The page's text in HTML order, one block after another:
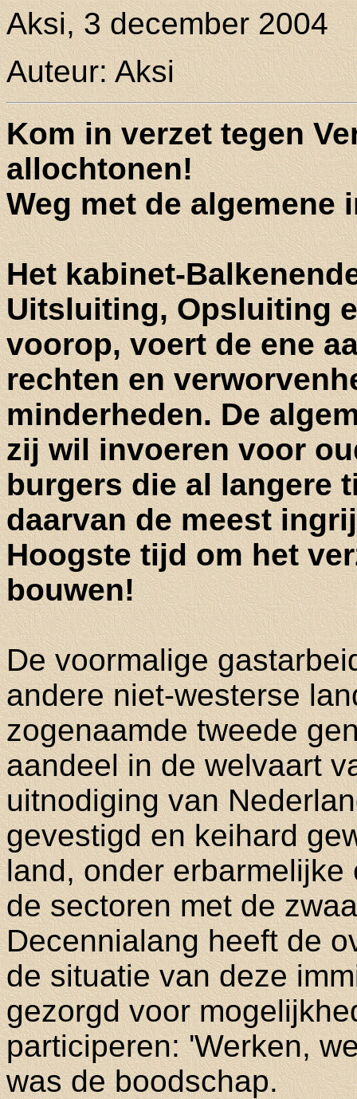
Aksi, 3 december 2004
Auteur: Aksi
Kom in verzet tegen
allochtonen!
Weg met de
Het kabinet-
Uitsluiting, Opsluiting
voorop, voert de ene
rechten en
minderheden. De
zij wil invoeren voor
burgers die al langere
daarvan de meest
Hoogste tijd om het
bouwen!
De voormalige
andere niet-westerse
zogenaamde tweede
aandeel in de welvaart
uitnodiging van
gevestigd en keihard
land, onder
de sectoren met de
Decennialang heeft de
de situatie van deze
gezorgd voor
participeren: 'Werken,
was de boodschap.